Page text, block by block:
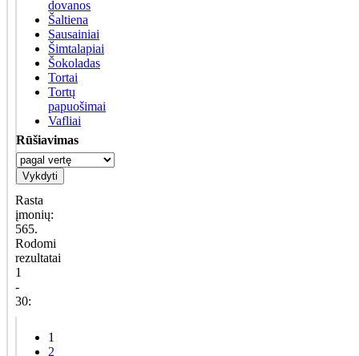
dovanos
Šaltiena
Sausainiai
Šimtalapiai
Šokoladas
Tortai
Tortų
papuošimai
Vafliai
Rūšiavimas
Vykdyti
Rasta
įmonių:
565.
Rodomi
rezultatai
1
-
30:
1
2